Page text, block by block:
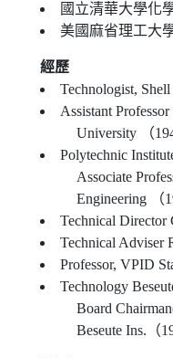
國立清華大學化
美國麻省理工大
經歷
Technologist,
Assistant
University （
Polytechnic
Associate
Engineering （
Technical Director
Technical Adviser
Professor, VPID
Technology
Board
Beseute Ins.（